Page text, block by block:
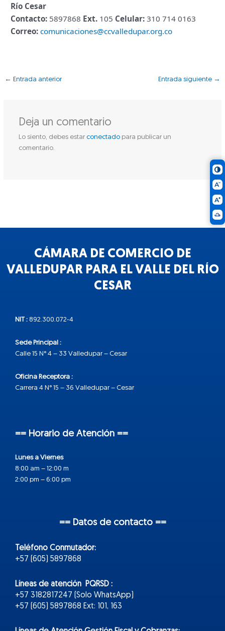
Río Cesar
Contacto: 5897868 Ext. 105 Celular: 310 714 0163
Correo: comunicaciones@ccvalledupar.org.co
← Entrada anterior Entrada siguiente →
Deja un comentario
Lo siento, debes estar conectadopara publicar un
comentario.
CÁMARA DE COMERCIO DE
VALLEDUPAR PARA EL VALLE DEL RÍO
CESAR
NIT : 892.300.072-4
Sede Principal :
Calle 15 N° 4 – 33 Valledupar – Cesar
Oficina Receptora :
Carrera 4 N° 15 – 36 Valledupar – Cesar
== Horario de Atención ==
Lunes a Viernes
8:00 am – 12:00 m
2:00 pm – 6:00 pm
== Datos de contacto ==
Teléfono Conmutador:
+57 (605) 5897868
Líneas de atención PQRSD :
+57 3182817247 (Solo WhatsApp)
+57 (605) 5897868 Ext: 101, 163